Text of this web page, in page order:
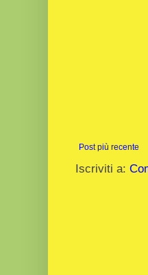
Post più recente
Iscriviti a: